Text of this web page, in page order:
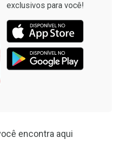
exclusivos para você!
encontra aqui